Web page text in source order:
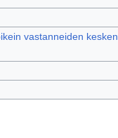
vastanneiden kesken